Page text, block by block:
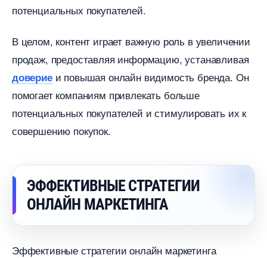
потенциальных покупателей.
целом, контент играет важную роль в увеличении
продаж, предоставляя информацию, устанавливая
довериеи повышая онлайн видимость бренда. Он
помогает компаниям привлекать больше
потенциальных покупателей и стимулировать их к
совершению покупок.
ЭФФЕКТИВНЫЕ СТРАТЕГИИ
ОНЛАЙН МАРКЕТИНГА
Эффективные стратегии онлайн маркетинга